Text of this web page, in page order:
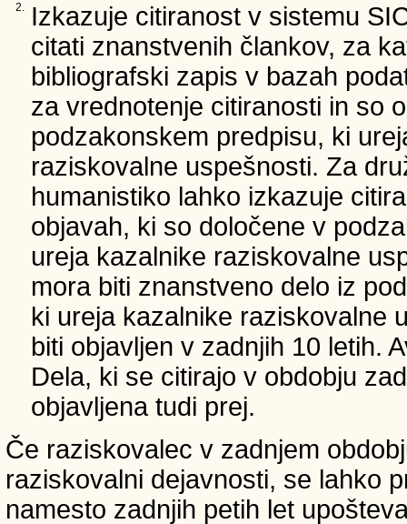
2.
Izkazuje citiranost v sistemu
citati znanstvenih člankov, za
bibliografski zapis v bazah
za vrednotenje citiranosti in so
podzakonskem predpisu, ki
raziskovalne uspešnosti. Za
humanistiko lahko izkazuje
objavah, ki so določene v
ureja kazalnike raziskovalne
mora biti znanstveno delo iz
ki ureja kazalnike raziskovalne
biti objavljen v zadnjih 10 letih.
Dela, ki se citirajo v obdobju
objavljena tudi prej.
Če raziskovalec v zadnjem
raziskovalni dejavnosti, se lahko
namesto zadnjih petih let